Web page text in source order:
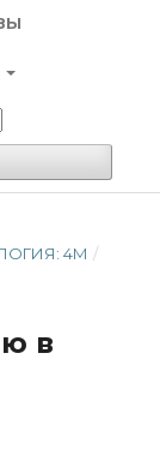
4М /
в